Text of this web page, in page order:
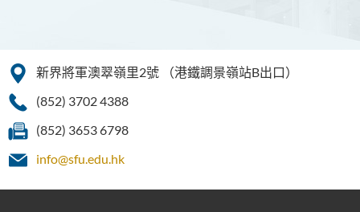
新界將軍澳翠嶺里2號
（港鐵調景嶺站B出口）
(852) 3702 4388
(852) 3653 6798
info@sfu.edu.hk